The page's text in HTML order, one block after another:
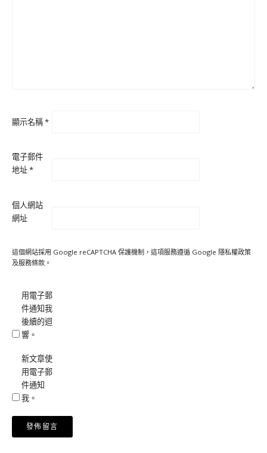
顯示名稱*
電子郵件
地址*
個人網站
網址
這個網站採用 Google reCAPTCHA 保護機制，這項服務遵循 Google 隱私權政策
及服務條款 。
用電子郵
件通知我
後續的迴
響。
新文章使
用電子郵
件通知
我。